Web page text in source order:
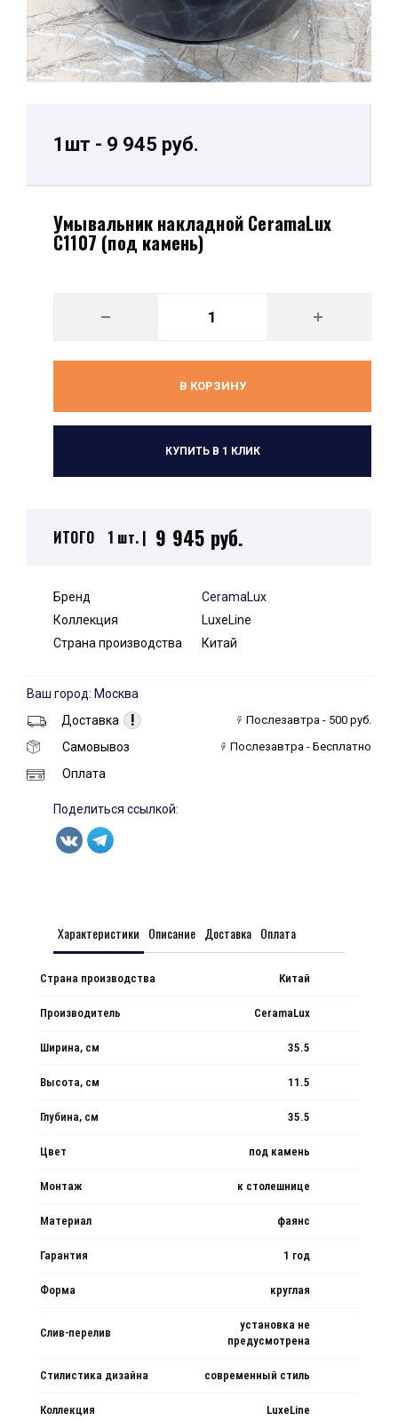
1шт - 9 945 руб.
Умывальник накладной CeramaLux
C1107 (под камень)
В КОРЗИНУ
КУПИТЬ В 1 КЛИК
ИТОГО 1 шт. | 9 945 руб.
Бренд
CeramaLux
Коллекция
LuxeLine
Страна производства
Китай
Ваш город: Москва
Доставка
! Послезавтра - 500 руб.
Самовывоз Послезавтра - Бесплатно
Оплата
Поделиться ссылкой:
Характеристики Описание Доставка Оплата
Страна производства Китай
Производитель CeramaLux
Ширина, см 35.5
Высота, см 11.5
Глубина, см 35.5
Цвет под камень
Монтаж к столешнице
Материал фаянс
Гарантия 1 год
Форма круглая
Слив-перелив
установка не
предусмотрена
Стилистика дизайна современный стиль
Коллекция LuxeLine